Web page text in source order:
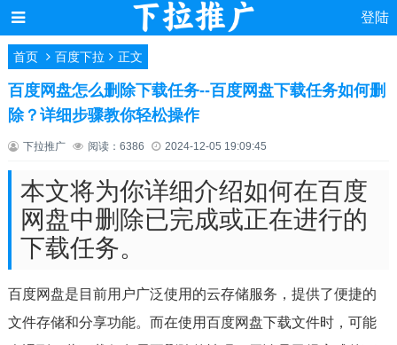
登陆
首页 百度下拉 正文
百度网盘怎么删除下载任务--百度网盘下载任务如何删
除？详细步骤教你轻松操作
下拉推广 阅读：6386 2024-12-05 19:09:45
本文将为你详细介绍如何在百度
网盘中删除已完成或正在进行的
下载任务。
百度网盘是目前用户广泛使用的云存储服务，提供了便捷的
文件存储和分享功能。而在使用百度网盘下载文件时，可能